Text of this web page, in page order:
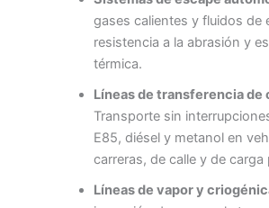
gases calientes y fluidos de
resistencia a la abrasión y
térmica.
Líneas de transferencia de
Transporte sin
E85, diésel y metanol en
carreras, de calle y de carga
Líneas de vapor y